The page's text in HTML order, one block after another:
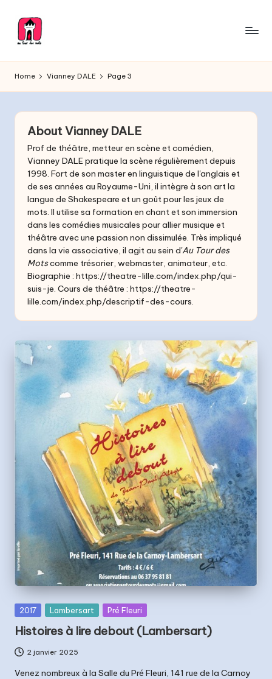
A
u
T
o
M
s
théâtre
Home Vianney DALE Page 3
About Vianney DALE
Prof de théâtre, metteur en scène et comédien,
Vianney DALE pratique la scène régulièrement depuis
1998. Fort de son master en linguistique de l'anglais et
de ses années au Royaume-Uni, il intègre à son art la
langue de Shakespeare et un goût pour les jeux de
mots. Il utilise sa formation en chant et son immersion
dans les comédies musicales pour allier musique et
théâtre avec une passion non dissimulée. Très impliqué
dans la vie associative, il agit au sein d'Au Tour des
Motscomme trésorier, webmaster, animateur, etc.
Biographie : https://theatre-lille.com/index.php/qui-
suis-je. Cours de théâtre : https://theatre-
lille.com/index.php/descriptif-des-cours.
Posted
2017 Lambersart Pré Fleuri
Histoires à lire debout (Lambersart)
2 janvier 2025
Venez nombreux à la Salle du Pré Fleuri, 141 rue de la Carnoy